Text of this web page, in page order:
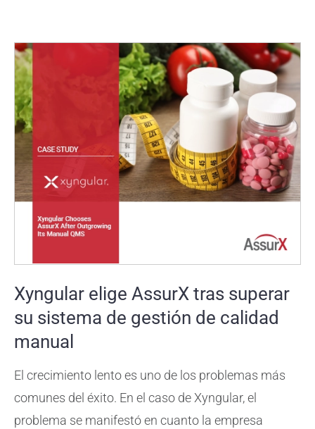
Xyngular elige AssurX tras superar
su sistema de gestión de calidad
manual
El crecimiento lento es uno de los problemas más
comunes del éxito. En el caso de Xyngular, el
problema se manifestó en cuanto la empresa